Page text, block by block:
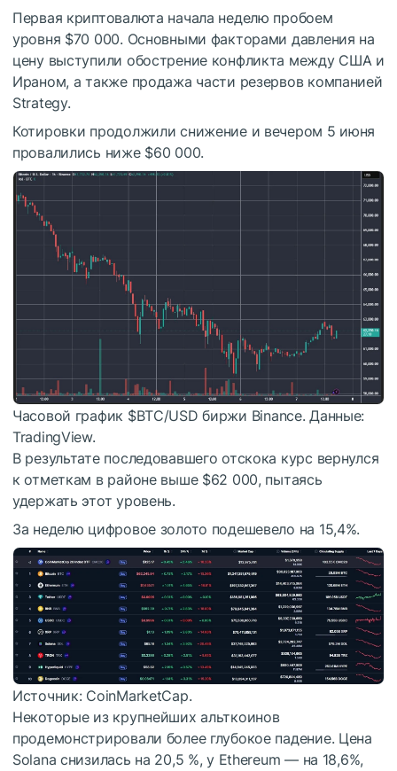
Первая криптовалюта начала неделю пробоем
уровня $70 000. Основными факторами давления на
цену выступили обострение конфликта между США и
Ираном, а также продажа части резервов компанией
Strategy.
Котировки продолжили снижение и вечером 5 июня
провалились ниже $60 000.
Часовой график $BTC/USD биржи Binance. Данные:
TradingView.
В результате последовавшего отскока курс вернулся
к отметкам в районе выше $62 000, пытаясь
удержать этот уровень.
За неделю цифровое золото подешевело на 15,4%.
Источник: CoinMarketCap.
Некоторые из крупнейших альткоинов
продемонстрировали более глубокое падение. Цена
Solana снизилась на 20,5 %, у Ethereum — на 18,6%,